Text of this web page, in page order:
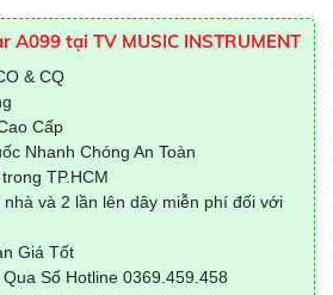
A099 tại TV MUSIC INSTRUMENT
& CQ
Cấp
Nhanh Chóng An Toàn
TP.HCM
nhà và 2 lần lên dây miễn phí đối với
Giá Tốt
Số Hotline 0369.459.458